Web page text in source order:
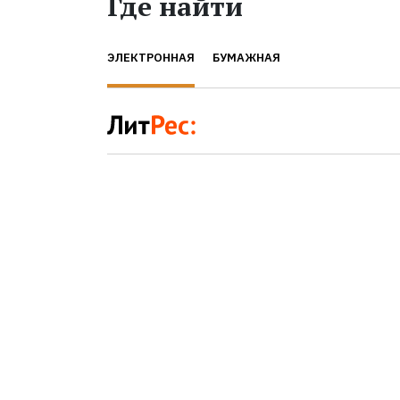
ЭЛЕКТРОННАЯ БУМАЖНАЯ